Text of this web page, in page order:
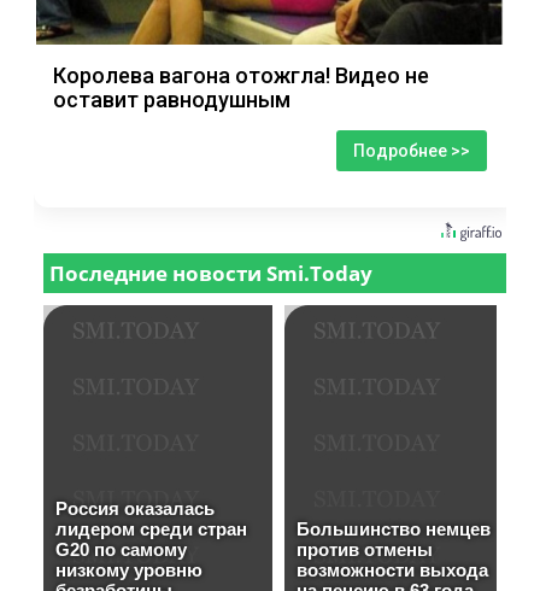
Королева вагона отожгла! Видео не
оставит равнодушным
Подробнее >>